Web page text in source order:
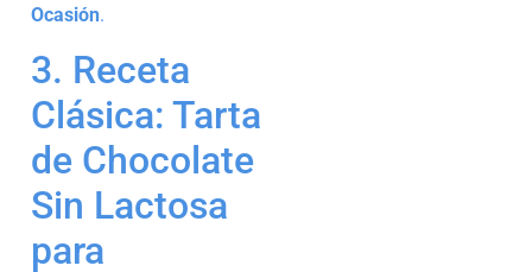
Ocasión.
3. Receta
Clásica: Tarta
de Chocolate
Sin Lactosa
para